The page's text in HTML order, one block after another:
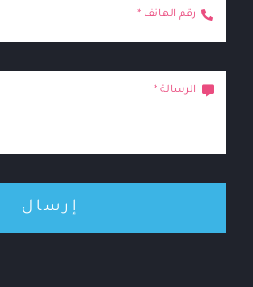
إرسال